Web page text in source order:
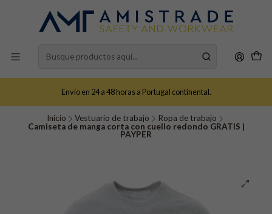
Envío en 24 a 48 horas a Portugal continental.
Inicio Vestuario de trabajo
Ropa de trabajo
Camiseta de manga corta con cuello redondo GRATIS |
PAYPER